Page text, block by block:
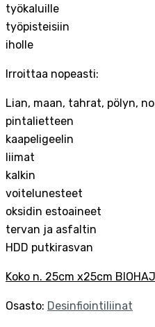
työkaluille
työpisteisiin
iholle
Irroittaa nopeasti:
Lian, maan, tahrat, pölyn,
pintalietteen
kaapeligeelin
liimat
kalkin
voitelunesteet
oksidin estoaineet
tervan ja asfaltin
HDD putkirasvan
Koko n. 25cm x25cm
Osasto: Desinfiointiliinat